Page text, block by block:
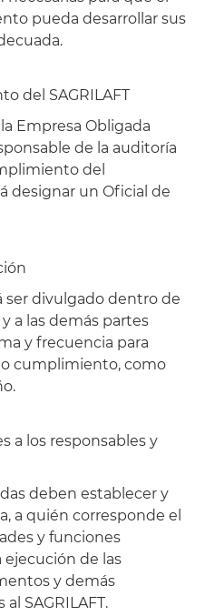
pueda desarrollar sus
del SAGRILAFT
Empresa Obligada
de la auditoría
del
designar un Oficial de
ser divulgado dentro de
a las demás partes
y frecuencia para
cumplimiento, como
a los responsables y
deben establecer y
a quién corresponde el
y funciones
ejecución de las
y demás
SAGRILAFT.